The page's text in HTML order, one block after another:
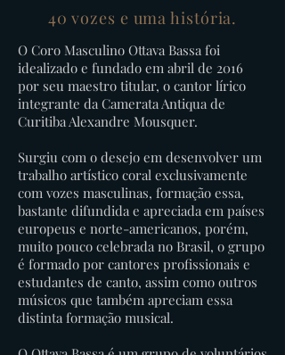
40 vozes e uma história.
O Coro Masculino Ottava Bassa foi
idealizado e fundado em abril de 2016
por seu maestro titular, o cantor lírico
integrante da Camerata Antiqua de
Curitiba Alexandre Mousquer.
Surgiu com o desejo em desenvolver um
trabalho artístico coral exclusivamente
com vozes masculinas, formação essa,
bastante difundida e apreciada em países
europeus e norte-americanos, porém,
muito pouco celebrada no Brasil, o grupo
é formado por cantores profissionais e
estudantes de canto, assim como outros
músicos que também apreciam essa
distinta formação musical.